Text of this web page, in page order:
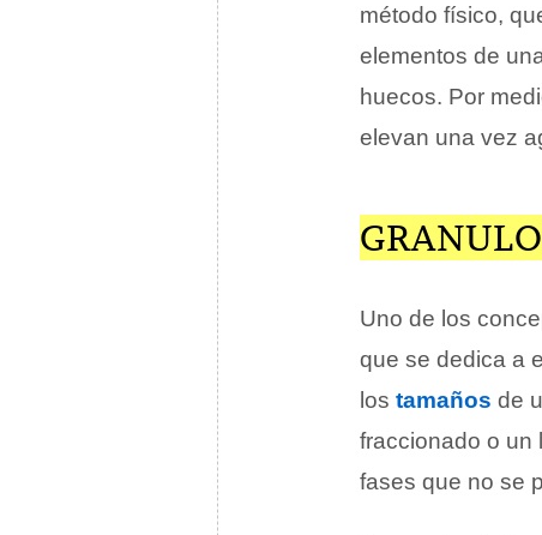
método físico,
elementos de
huecos. Por
elevan una vez
Uno de los
que se dedica a
los tamaños de
fraccionado o un
fases que no se